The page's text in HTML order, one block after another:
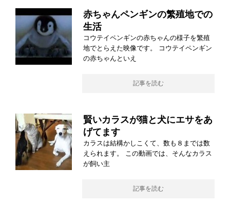
赤ちゃんペンギンの繁殖地での
生活
コウテイペンギンの赤ちゃんの様子を繁殖
地でとらえた映像です。 コウテイペンギン
の赤ちゃんといえ
記事を読む
賢いカラスが猫と犬にエサをあ
げてます
カラスは結構かしこくて、数も８までは数
えられます。 この動画では、そんなカラス
が飼い主
記事を読む